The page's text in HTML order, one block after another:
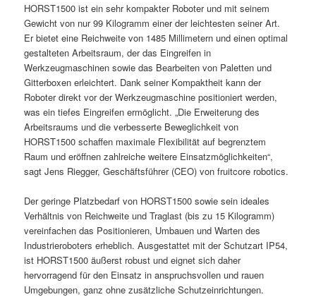
HORST1500 ist ein sehr kompakter Roboter und mit seinem
Gewicht von nur 99 Kilogramm einer der leichtesten seiner Art.
Er bietet eine Reichweite von 1485 Millimetern und einen optimal
gestalteten Arbeitsraum, der das Eingreifen in
Werkzeugmaschinen sowie das Bearbeiten von Paletten und
Gitterboxen erleichtert. Dank seiner Kompaktheit kann der
Roboter direkt vor der Werkzeugmaschine positioniert werden,
was ein tiefes Eingreifen ermöglicht. „Die Erweiterung des
Arbeitsraums und die verbesserte Beweglichkeit von
HORST1500 schaffen maximale Flexibilität auf begrenztem
Raum und eröffnen zahlreiche weitere Einsatzmöglichkeiten“,
sagt Jens Riegger, Geschäftsführer (CEO) von fruitcore robotics.
Der geringe Platzbedarf von HORST1500 sowie sein ideales
Verhältnis von Reichweite und Traglast (bis zu 15 Kilogramm)
vereinfachen das Positionieren, Umbauen und Warten des
Industrieroboters erheblich. Ausgestattet mit der Schutzart IP54,
ist HORST1500 äußerst robust und eignet sich daher
hervorragend für den Einsatz in anspruchsvollen und rauen
Umgebungen, ganz ohne zusätzliche Schutzeinrichtungen.